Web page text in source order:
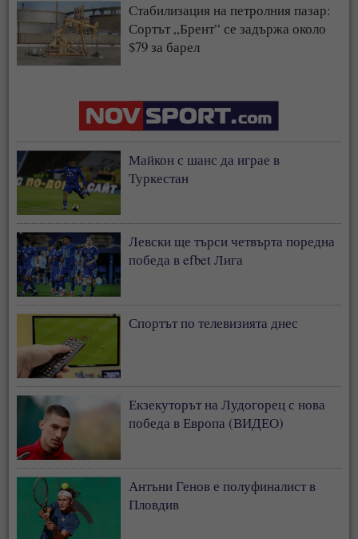
Стабилизация на петролния пазар:
Сортът „Брент“ се задържа около
$79 за барел
Майкон с шанс да играе в
Туркестан
Левски ще търси четвърта поредна
победа в efbet Лига
Спортът по телевизията днес
Екзекуторът на Лудогорец с нова
победа в Европа (ВИДЕО)
Антъни Генов е полуфиналист в
Пловдив